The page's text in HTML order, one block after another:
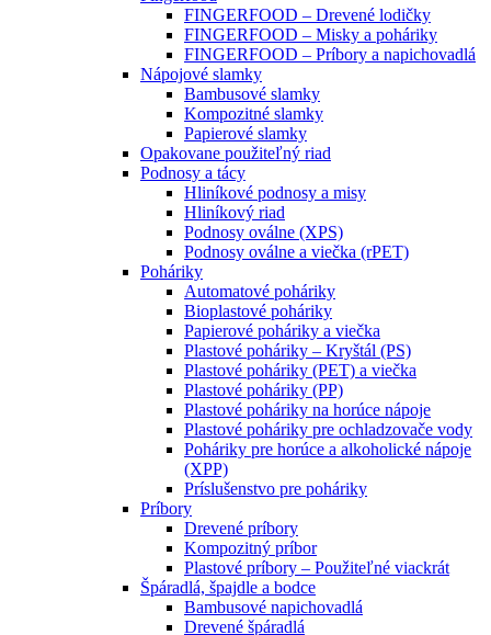
FINGERFOOD – Drevené lodičky
FINGERFOOD – Misky a poháriky
FINGERFOOD – Príbory a napichovadlá
Nápojové slamky
Bambusové slamky
Kompozitné slamky
Papierové slamky
Opakovane použiteľný riad
Podnosy a tácy
Hliníkové podnosy a misy
Hliníkový riad
Podnosy oválne (XPS)
Podnosy oválne a viečka (rPET)
Poháriky
Automatové poháriky
Bioplastové poháriky
Papierové poháriky a viečka
Plastové poháriky – Kryštál (PS)
Plastové poháriky (PET) a viečka
Plastové poháriky (PP)
Plastové poháriky na horúce nápoje
Plastové poháriky pre ochladzovače vody
Poháriky pre horúce a alkoholické nápoje
(XPP)
Príslušenstvo pre poháriky
Príbory
Drevené príbory
Kompozitný príbor
Plastové príbory – Použiteľné viackrát
Špáradlá, špajdle a bodce
Bambusové napichovadlá
Drevené špáradlá